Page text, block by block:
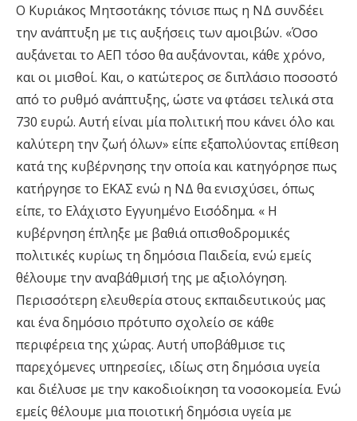
Ο Κυριάκος Μητσοτάκης τόνισε πως η ΝΔ συνδέει
την ανάπτυξη με τις αυξήσεις των αμοιβών. «Όσο
αυξάνεται το ΑΕΠ τόσο θα αυξάνονται, κάθε χρόνο,
και οι μισθοί. Και, ο κατώτερος σε διπλάσιο ποσοστό
από το ρυθμό ανάπτυξης, ώστε να φτάσει τελικά στα
730 ευρώ. Αυτή είναι μία πολιτική που κάνει όλο και
καλύτερη την ζωή όλων» είπε εξαπολύοντας επίθεση
κατά της κυβέρνησης την οποία και κατηγόρησε πως
κατήργησε το ΕΚΑΣ ενώ η ΝΔ θα ενισχύσει, όπως
είπε, το Ελάχιστο Εγγυημένο Εισόδημα. « Η
κυβέρνηση έπληξε με βαθιά οπισθοδρομικές
πολιτικές κυρίως τη δημόσια Παιδεία, ενώ εμείς
θέλουμε την αναβάθμισή της με αξιολόγηση.
Περισσότερη ελευθερία στους εκπαιδευτικούς μας
και ένα δημόσιο πρότυπο σχολείο σε κάθε
περιφέρεια της χώρας. Αυτή υποβάθμισε τις
παρεχόμενες υπηρεσίες, ιδίως στη δημόσια υγεία
και διέλυσε με την κακοδιοίκηση τα νοσοκομεία. Ενώ
εμείς θέλουμε μια ποιοτική δημόσια υγεία με